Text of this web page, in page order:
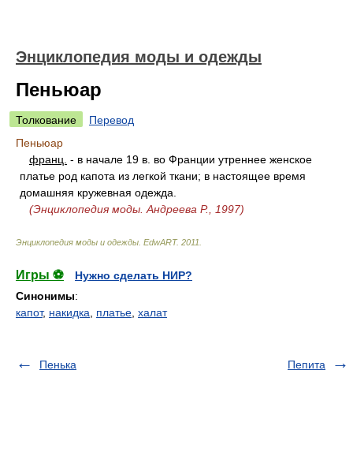
Энциклопедия моды и одежды
Пеньюар
Толкование
Перевод
Пеньюар
франц. - в начале 19 в. во Франции утреннее женское
платье род капота из легкой ткани; в настоящее время
домашняя кружевная одежда.
(Энциклопедия моды. Андреева Р., 1997)
Энциклопедия моды и одежды EdwART. 2011
Игры ⚽
Нужно сделать НИР?
Синонимы:
капот, накидка платье халат
Пенька Пепита